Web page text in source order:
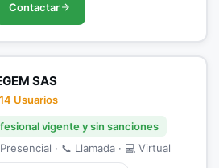
Contactar
SAS
14 Usuarios
vigente y sin sanciones
· 📞 Llamada · 💻 Virtual